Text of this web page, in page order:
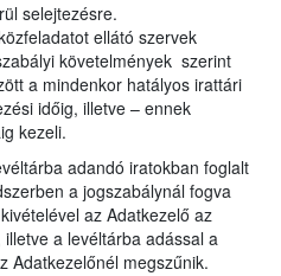
selejtezésre.
ellátó szervek
követelmények szerint
a mindenkor hatályos irattári
időig, illetve – ennek
kezeli.
adandó iratokban foglalt
a jogszabálynál fogva
az Adatkezelő az
a levéltárba adással a
Adatkezelőnél megszűnik.